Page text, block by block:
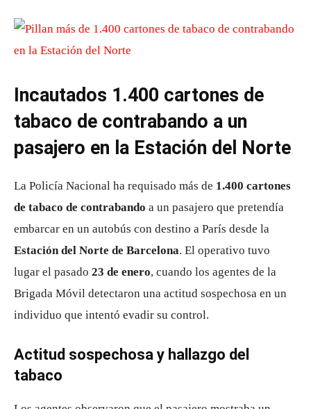
Incautados 1.400 cartones de
tabaco de contrabando a un
pasajero en la Estación del Norte
La Policía Nacional ha requisado más de 1.400 cartones
de tabaco de contrabando a un pasajero que pretendía
embarcar en un autobús con destino a París desde la
Estación del Norte de Barcelona. El operativo tuvo
lugar el pasado 23 de enero, cuando los agentes de la
Brigada Móvil detectaron una actitud sospechosa en un
individuo que intentó evadir su control.
Actitud sospechosa y hallazgo del
tabaco